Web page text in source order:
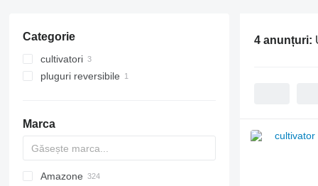
Categorie
cultivatori
pluguri reversibile
Marca
AS
Multivator
Combiplow
Jaguar
AT30
8
AGD
KM180
FV
Amazone
4 anunțuri: